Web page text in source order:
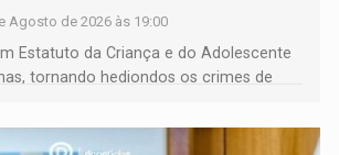
Agosto de 2026 às 19:00
Estatuto da Criança e do Adolescente
tornando hediondos os crimes de